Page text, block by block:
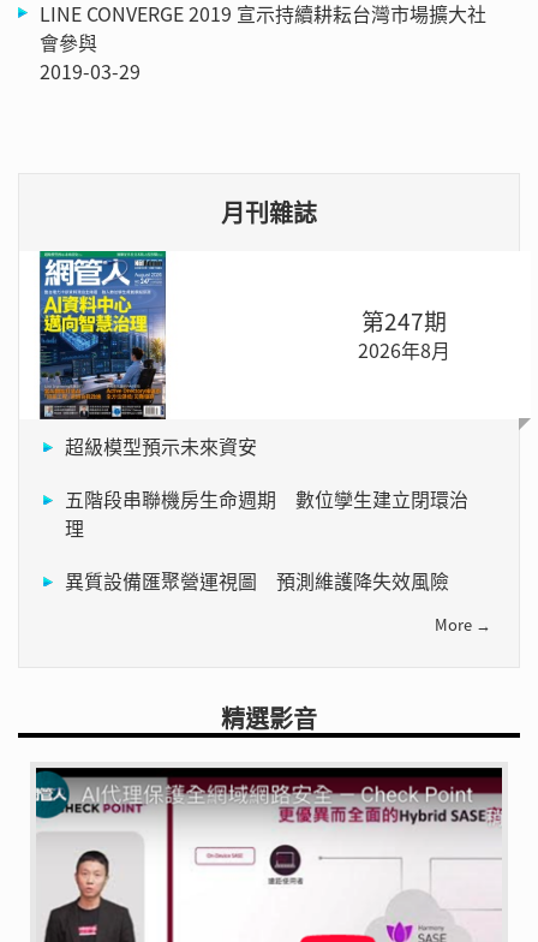
LINE CONVERGE 2019 宣示持續耕耘台灣市場擴大社
會參與
2019-03-29
月刊雜誌
第247期
2026年8月
超級模型預示未來資安
五階段串聯機房生命週期 數位孿生建立閉環治
理
異質設備匯聚營運視圖 預測維護降失效風險
More →
精選影音